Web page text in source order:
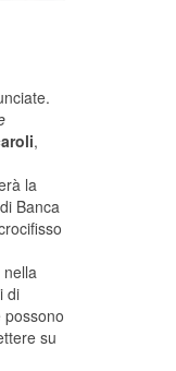
,
la
Banca
nella
di
su